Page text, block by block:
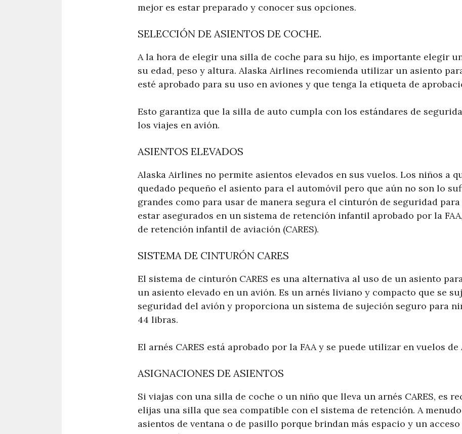
mejor es estar preparado y conocer sus opciones.
SELECCIÓN DE ASIENTOS DE COCHE.
A la hora de elegir una silla de coche para su hijo, es importante elegir
su edad, peso y altura. Alaska Airlines recomienda utilizar un asiento
esté aprobado para su uso en aviones y que tenga la etiqueta de
Esto garantiza que la silla de auto cumpla con los estándares de
los viajes en avión.
ASIENTOS ELEVADOS
Alaska Airlines no permite asientos elevados en sus vuelos. Los niños a
quedado pequeño el asiento para el automóvil pero que aún no son lo
grandes como para usar de manera segura el cinturón de seguridad
estar asegurados en un sistema de retención infantil aprobado por la
de retención infantil de aviación (CARES).
SISTEMA DE CINTURÓN CARES
El sistema de cinturón CARES es una alternativa al uso de un asiento
un asiento elevado en un avión. Es un arnés liviano y compacto que se
seguridad del avión y proporciona un sistema de sujeción seguro para
44 libras.
El arnés CARES está aprobado por la FAA y se puede utilizar en vuelos
ASIGNACIONES DE ASIENTOS
Si viajas con una silla de coche o un niño que lleva un arnés CARES, es
elijas una silla que sea compatible con el sistema de retención. A
asientos de ventana o de pasillo porque brindan más espacio y un